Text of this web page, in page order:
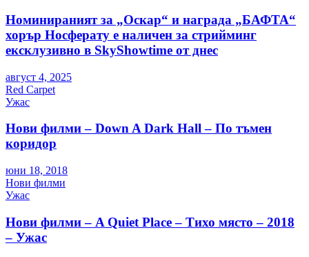
Номинираният за „Оскар“ и награда „БАФТА“
хорър Носферату е наличен за стрийминг
ексклузивно в SkyShowtime от днес
август 4, 2025
Red Carpet
Ужас
Нови филми – Down A Dark Hall – По тъмен
коридор
юни 18, 2018
Нови филми
Ужас
Нови филми – A Quiet Place – Тихо място – 2018
– Ужас